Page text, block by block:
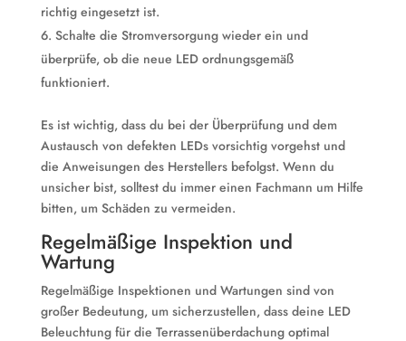
richtig eingesetzt ist.
Schalte die Stromversorgung wieder ein und
überprüfe, ob die neue LED ordnungsgemäß
funktioniert.
Es ist wichtig, dass du bei der Überprüfung und dem
Austausch von defekten LEDs vorsichtig vorgehst und
die Anweisungen des Herstellers befolgst. Wenn du
unsicher bist, solltest du immer einen Fachmann um Hilfe
bitten, um Schäden zu vermeiden.
Regelmäßige Inspektion und
Wartung
Regelmäßige Inspektionen und Wartungen sind von
großer Bedeutung, um sicherzustellen, dass deine LED
Beleuchtung für die Terrassenüberdachung optimal